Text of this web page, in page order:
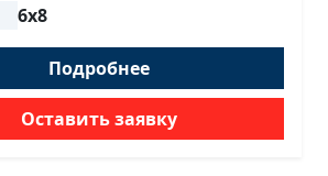
6х8
Подробнее
Оставить заявку